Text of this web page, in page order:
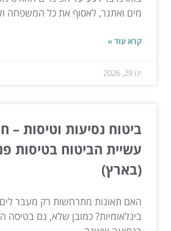
מים ואתגר, לאסוף את כל המשפחה
קרא עוד »
ינו 29, 2026
ביטוח נסיעות וטיסות –
עשיית הביטוח בטיסות
(בארץ)
האם תאונות מתרחשות רק מעבר לים
בינלאומיות? כמובן שלא, גם בטיסה